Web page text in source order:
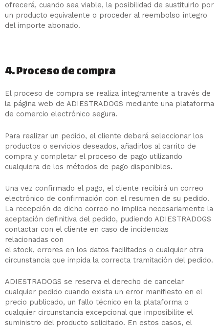
ofrecerá, cuando sea viable, la posibilidad de sustituirlo por
un producto equivalente o proceder al reembolso íntegro
del importe abonado.
4. Proceso de compra
El proceso de compra se realiza íntegramente a través de
la página web de ADIESTRADOGS mediante una plataforma
de comercio electrónico segura.
Para realizar un pedido, el cliente deberá seleccionar los
productos o servicios deseados, añadirlos al carrito de
compra y completar el proceso de pago utilizando
cualquiera de los métodos de pago disponibles.
Una vez confirmado el pago, el cliente recibirá un correo
electrónico de confirmación con el resumen de su pedido.
La recepción de dicho correo no implica necesariamente la
aceptación definitiva del pedido, pudiendo ADIESTRADOGS
contactar con el cliente en caso de incidencias
relacionadas con
el stock, errores en los datos facilitados o cualquier otra
circunstancia que impida la correcta tramitación del pedido.
ADIESTRADOGS se reserva el derecho de cancelar
cualquier pedido cuando exista un error manifiesto en el
precio publicado, un fallo técnico en la plataforma o
cualquier circunstancia excepcional que imposibilite el
suministro del producto solicitado. En estos casos, el